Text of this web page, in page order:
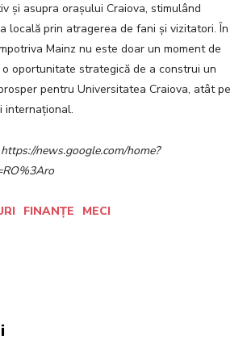
și asupra orașului Craiova, stimulând
locală prin atragerea de fani și vizitatori. În
Mainz nu este doar un moment de
oportunitate strategică de a construi un
pentru Universitatea Craiova, atât pe
internațional.
news.google.com/home?
FINANȚE MECI